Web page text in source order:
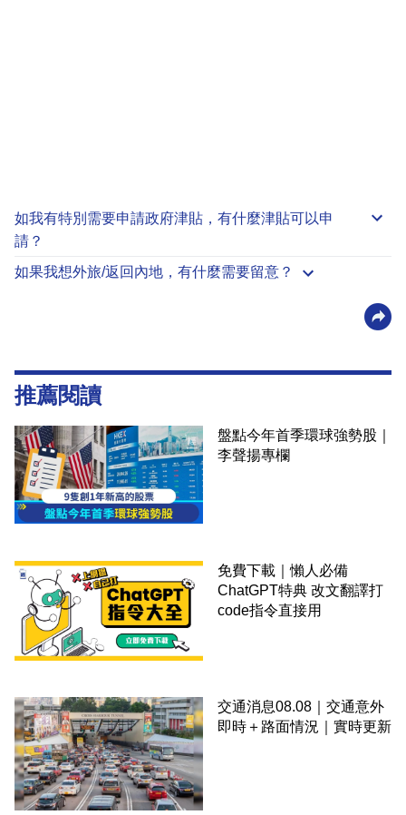
如我有特別需要申請政府津貼 ，有什麼津貼可以申
請？
如果我想外旅/返回內地，有什麼需要留意？
推薦閱讀
盤點今年首季環球強勢股｜
李聲揚專欄
免費下載｜懶人必備
ChatGPT特典 改文翻譯打
code指令直接用
交通消息08.08｜交通意外
即時＋路面情況｜實時更新